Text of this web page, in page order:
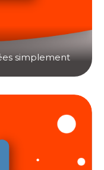
simplement